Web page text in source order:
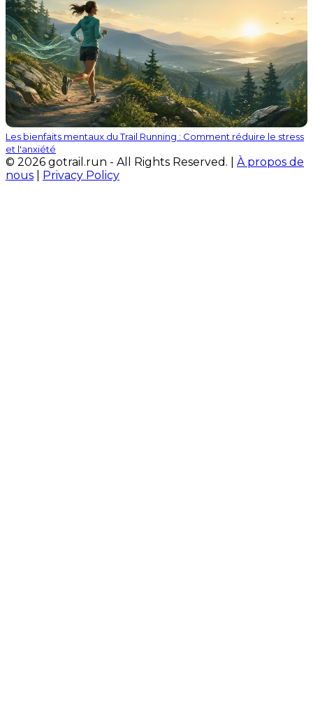
Les bienfaits mentaux du Trail Running : Comment réduire le stress
et l'anxiété
© 2026 gotrail.run - All Rights Reserved. | À propos de
nous
Privacy Policy